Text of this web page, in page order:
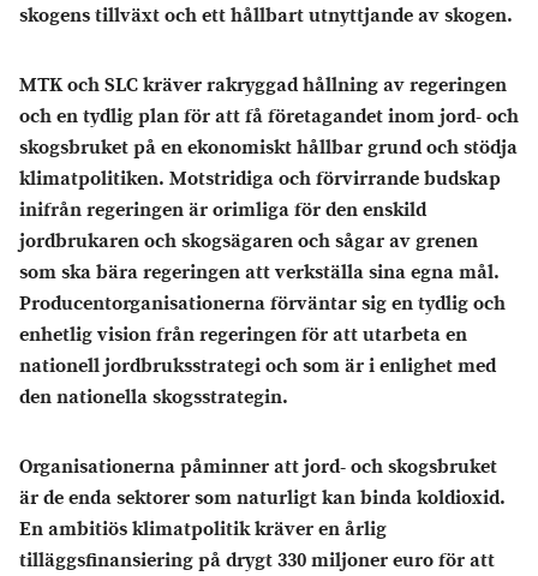
skogens tillväxt och ett hållbart utnyttjande av skogen.
MTK och SLC kräver rakryggad hållning av regeringen
och en tydlig plan för att få företagandet inom jord- och
skogsbruket på en ekonomiskt hållbar grund och stödja
klimatpolitiken. Motstridiga och förvirrande budskap
inifrån regeringen är orimliga för den enskild
jordbrukaren och skogsägaren och sågar av grenen
som ska bära regeringen att verkställa sina egna mål.
Producentorganisationerna förväntar sig en tydlig och
enhetlig vision från regeringen för att utarbeta en
nationell jordbruksstrategi och som är i enlighet med
den nationella skogsstrategin.
Organisationerna påminner att jord- och skogsbruket
är de enda sektorer som naturligt kan binda koldioxid.
En ambitiös klimatpolitik kräver en årlig
tilläggsfinansiering på drygt 330 miljoner euro för att